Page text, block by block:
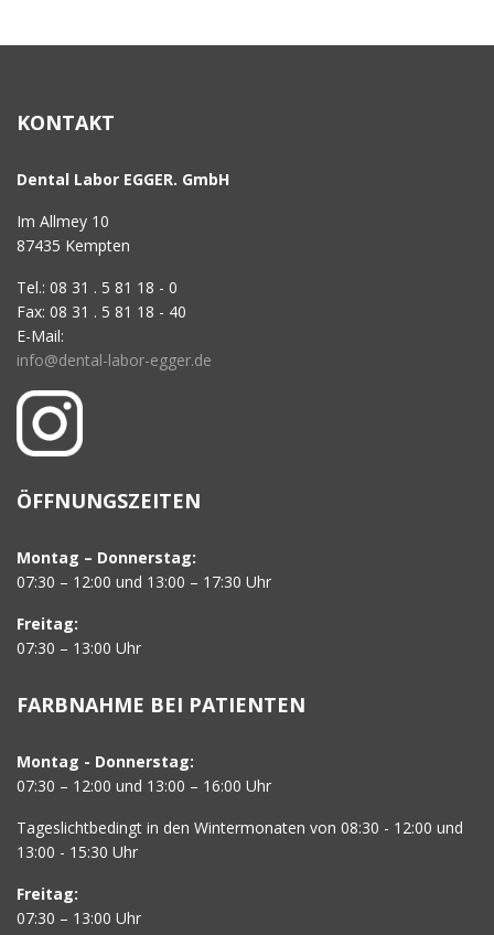
KONTAKT
Dental Labor EGGER. GmbH
Im Allmey 10
87435 Kempten
Tel.: 08 31 . 5 81 18 - 0
Fax: 08 31 . 5 81 18 - 40
E-Mail:
info@dental-labor-egger.de
ÖFFNUNGSZEITEN
Montag – Donnerstag:
07:30 – 12:00 und 13:00 – 17:30 Uhr
Freitag:
07:30 – 13:00 Uhr
FARBNAHME BEI PATIENTEN
Montag - Donnerstag:
07:30 – 12:00 und 13:00 – 16:00 Uhr
Tageslichtbedingt in den Wintermonaten von 08:30 - 12:00 und
13:00 - 15:30 Uhr
Freitag:
07:30 – 13:00 Uhr